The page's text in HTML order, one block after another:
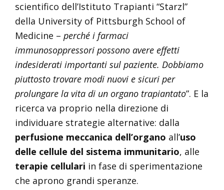
scientifico dell’Istituto Trapianti “Starzl”
della University of Pittsburgh School of
Medicine – perché i farmaci
immunosoppressori possono avere effetti
indesiderati importanti sul paziente. Dobbiamo
piuttosto trovare modi nuovi e sicuri per
prolungare la vita di un organo trapiantato”. E la
ricerca va proprio nella direzione di
individuare strategie alternative: dalla
perfusione meccanica dell’organo all’uso
delle cellule del sistema immunitario, alle
terapie cellulari in fase di sperimentazione
che aprono grandi speranze.